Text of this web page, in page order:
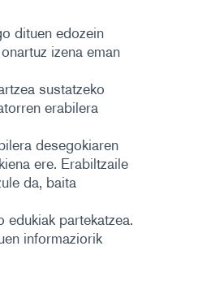
dituen edozein
izena eman
sustatzeko
erabilera
desegokiaren
ere. Erabiltzaile
da, baita
edukiak partekatzea.
informaziorik